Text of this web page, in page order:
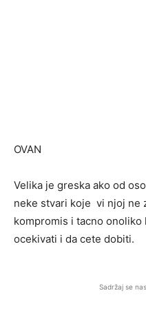
OVAN
Velika je greska ako od
neke stvari koje vi njoj ne
kompromis i tacno
ocekivati i da cete dobiti.
Sadržaj se